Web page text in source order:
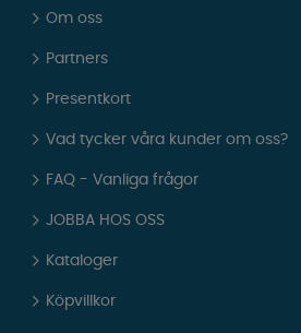
Om oss
Partners
Presentkort
Vad tycker våra kunder om oss?
FAQ - Vanliga frågor
JOBBA HOS OSS
Kataloger
Köpvillkor